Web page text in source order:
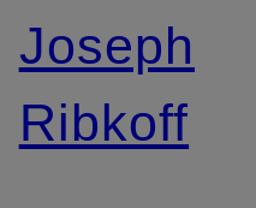
Joseph
Ribkoff